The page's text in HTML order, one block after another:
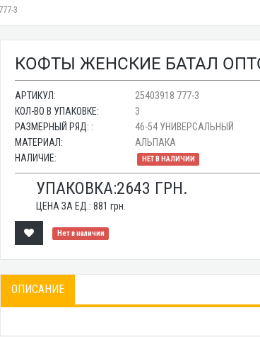
3
КОФТЫ ЖЕНСКИЕ БАТАЛ
АРТИКУЛ:
25403918 777-3
КОЛ-ВО В УПАКОВКЕ:
3
РАЗМЕРНЫЙ РЯД: :
46-54 УНИВЕРСАЛЬНЫЙ
МАТЕРИАЛ:
АЛЬПАКА
НАЛИЧИЕ:
НЕТ В НАЛИЧИИ
УПАКОВКА:2643 ГРН.
ЦЕНА ЗА ЕД.:881 грн.
Нет в наличии
ОПИСАНИЕ